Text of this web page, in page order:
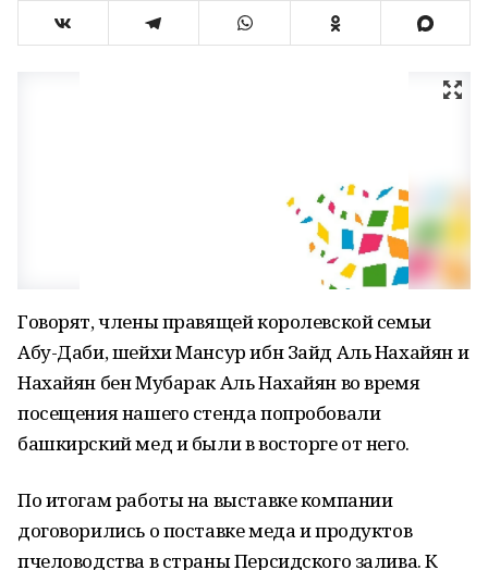
Говорят, члены правящей королевской семьи
Абу-Даби, шейхи Мансур ибн Зайд Аль Нахайян и
Нахайян бен Мубарак Аль Нахайян во время
посещения нашего стенда попробовали
башкирский мед и были в восторге от него.
По итогам работы на выставке компании
договорились о поставке меда и продуктов
пчеловодства в страны Персидского залива. К